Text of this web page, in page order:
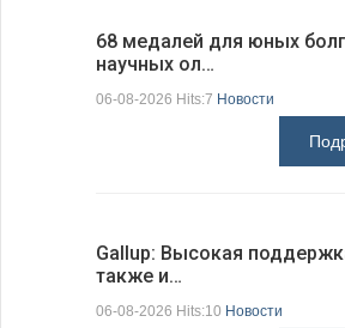
68 медалей для юных
научных ол…
06-08-2026 Hits:7 Новости
Gallup: Высокая
также и…
06-08-2026 Hits:10 Новости